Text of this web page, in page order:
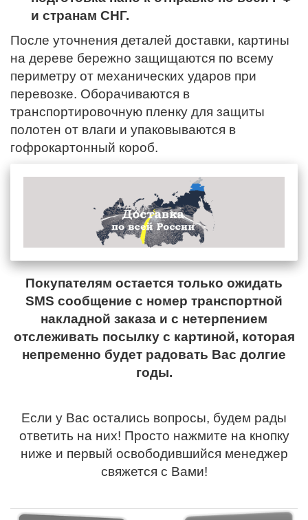
и странам СНГ.
После уточнения деталей доставки, картины
на дереве бережно защищаются по всему
периметру от механических ударов при
перевозке. Оборачиваются в
транспортировочную пленку для защиты
полотен от влаги и упаковываются в
гофрокартонный короб.
Покупателям остается только ожидать
SMS сообщение с номер транспортной
накладной заказа и с нетерпением
отслеживать посылку с картиной, которая
непременно будет радовать Вас долгие
годы.
Если у Вас остались вопросы, будем рады
ответить на них! Просто нажмите на кнопку
ниже и первый освободившийся менеджер
свяжется с Вами!